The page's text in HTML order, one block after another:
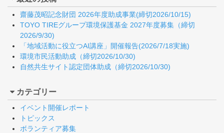
齋藤茂昭記念財団 2026年度助成事業(締切2026/10/15)
TOYO TIREグループ環境保護基金 2027年度募集（締切
2026/9/30)
「地域活動に役立つAI講座」開催報告(2026/7/18実施)
環境市民活動助成（締切2026/10/30)
自然共生サイト認定団体助成（締切2026/10/30)
カテゴリー
イベント開催レポート
トピックス
ボランティア募集